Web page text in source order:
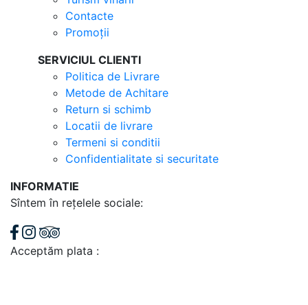
Contacte
Promoții
SERVICIUL CLIENTI
Politica de Livrare
Metode de Achitare
Return si schimb
Locatii de livrare
Termeni si conditii
Confidentialitate si securitate
INFORMATIE
Sîntem în rețelele sociale:
Acceptăm plata :